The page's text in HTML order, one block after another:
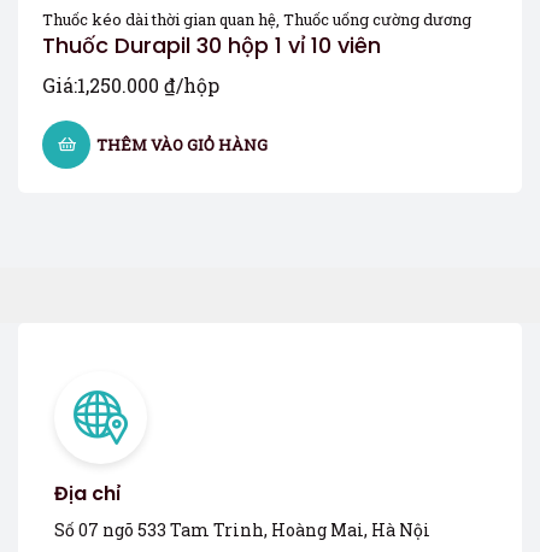
Thuốc kéo dài thời gian quan hệ, Thuốc uống cường dương
Thuốc Durapil 30 hộp 1 vỉ 10 viên
Giá:1,250.000 ₫/hộp
THÊM VÀO GIỎ HÀNG
Địa chỉ
Số 07 ngõ 533 Tam Trinh, Hoàng Mai, Hà Nội